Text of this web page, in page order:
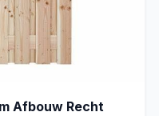
Afbouw Recht